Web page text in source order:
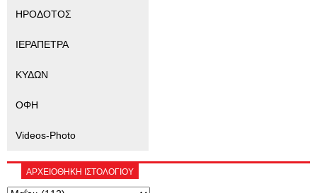
ΗΡΟΔΟΤΟΣ
ΙΕΡΑΠΕΤΡΑ
ΚΥΔΩΝ
ΟΦΗ
Videos-Photo
ΑΡΧΕΙΟΘΗΚΗ ΙΣΤΟΛΟΓΙΟΥ